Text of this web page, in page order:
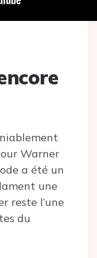
Warner
a été un
une
reste l’une
du